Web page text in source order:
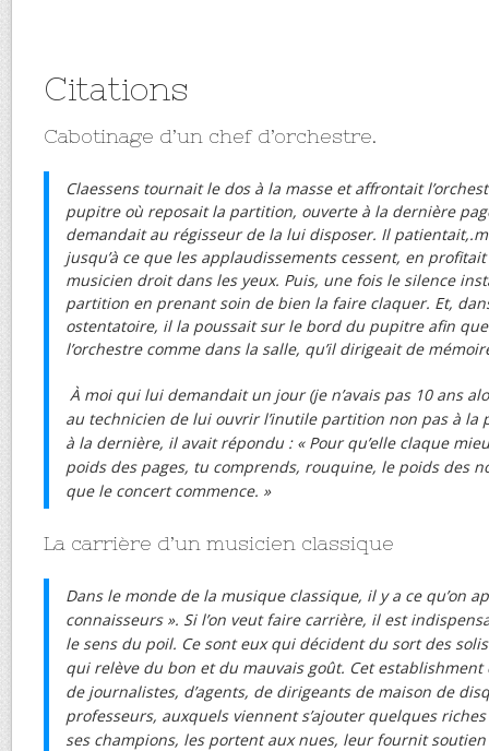
Citations
Cabotinage d’un chef d’orchestre.
Claessens tournait le dos à la masse et affrontait
pupitre où reposait la partition, ouverte à la dernière
demandait au régisseur de la lui disposer. Il
jusqu’à ce que les applaudissements cessent, en
musicien droit dans les yeux. Puis, une fois le silence
partition en prenant soin de bien la faire claquer. Et,
ostentatoire, il la poussait sur le bord du pupitre afin
l’orchestre comme dans la salle, qu’il dirigeait de
À moi qui lui demandait un jour (je n’avais pas 10 ans
au technicien de lui ouvrir l’inutile partition non pas à la
à la dernière, il avait répondu : « Pour qu’elle claque
poids des pages, tu comprends, rouquine, le poids des
que le concert commence. »
La carrière d’un musicien classique
Dans le monde de la musique classique, il y a ce qu’on
connaisseurs ». Si l’on veut faire carrière, il est
le sens du poil. Ce sont eux qui décident du sort des
qui relève du bon et du mauvais goût. Cet establishment
de journalistes, d’agents, de dirigeants de maison de
professeurs, auxquels viennent s’ajouter quelques
ses champions, les portent aux nues, leur fournit